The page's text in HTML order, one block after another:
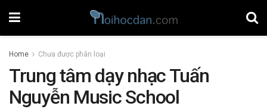
Home Chưa được phân loại
Trung tâm dạy nhạc Tuấn
Nguyễn Music School